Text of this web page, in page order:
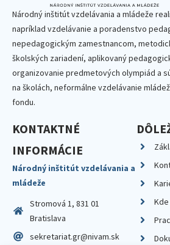
Národný inštitút vzdelávania a mládeže
napríklad vzdelávanie a poradenstvo
nepedagogickým zamestnancom,
školských zariadení, aplikovaný
organizovanie predmetových olympiád a
na školách, neformálne vzdelávanie
fondu.
KONTAKTNÉ
INFORMÁCIE
Národný inštitút vzdelávania a
mládeže
Stromová 1, 831 01
Bratislava
sekretariat.gr@nivam.sk